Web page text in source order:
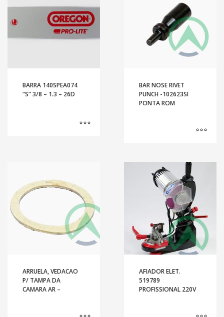
BARRA 140SPEA074
“S” 3/8 – 1.3 – 26D
BAR NOSE RIVET
PUNCH -102623SI
PONTA ROM
ARRUELA, VEDACAO
P/ TAMPA DA
CAMARA AR –
AFIADOR ELET.
519789
PROFISSIONAL 220V